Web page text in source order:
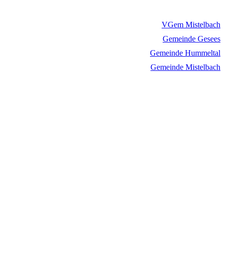
VGem Mistelbach
Gemeinde Gesees
Gemeinde Hummeltal
Gemeinde Mistelbach